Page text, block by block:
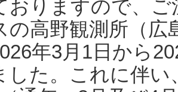
おりますので、
の高野観測所（
年3月1日から
した。これに伴い